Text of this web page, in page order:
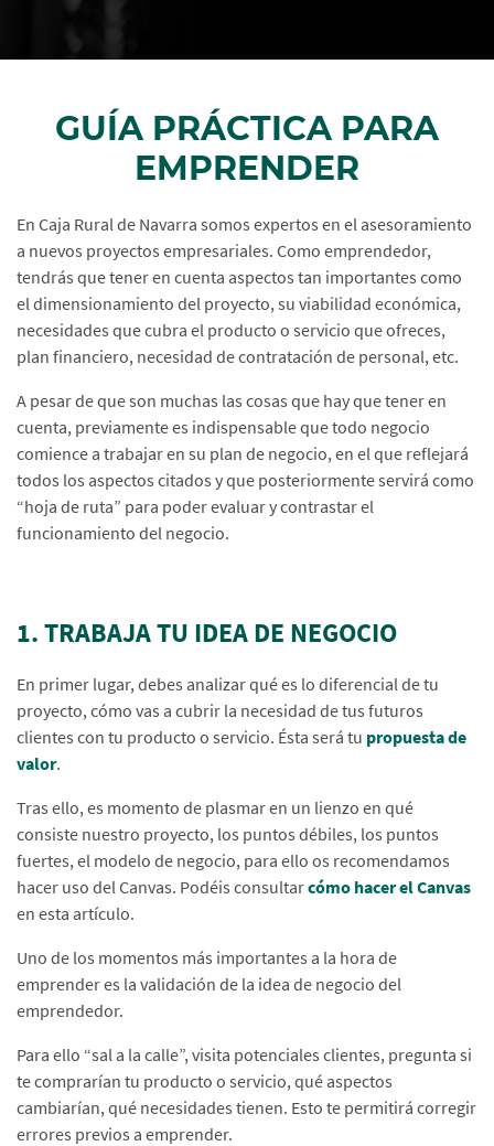
GUÍA PRÁCTICA PARA
EMPRENDER
En Caja Rural de Navarra somos expertos en el asesoramiento
a nuevos proyectos empresariales. Como emprendedor,
tendrás que tener en cuenta aspectos tan importantes como
el dimensionamiento del proyecto, su viabilidad económica,
necesidades que cubra el producto o servicio que ofreces,
plan financiero, necesidad de contratación de personal, etc.
A pesar de que son muchas las cosas que hay que tener en
cuenta, previamente es indispensable que todo negocio
comience a trabajar en su plan de negocio, en el que reflejará
todos los aspectos citados y que posteriormente servirá como
“hoja de ruta” para poder evaluar y contrastar el
funcionamiento del negocio.
1. TRABAJA TU IDEA DE NEGOCIO
En primer lugar, debes analizar qué es lo diferencial de tu
proyecto, cómo vas a cubrir la necesidad de tus futuros
clientes con tu producto o servicio. Ésta será tu propuesta de
valor.
Tras ello, es momento de plasmar en un lienzo en qué
consiste nuestro proyecto, los puntos débiles, los puntos
fuertes, el modelo de negocio, para ello os recomendamos
hacer uso del Canvas. Podéis consultarcómo hacer el Canvas
en esta artículo.
Uno de los momentos más importantes a la hora de
emprender es la validación de la idea de negocio del
emprendedor.
Para ello “sal a la calle”, visita potenciales clientes, pregunta si
te comprarían tu producto o servicio, qué aspectos
cambiarían, qué necesidades tienen. Esto te permitirá corregir
errores previos a emprender.